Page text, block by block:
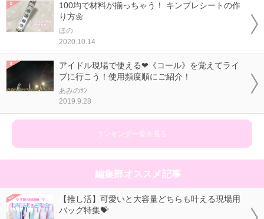
100均で材料が揃っちゃう！ キンブレシートの作
り方🌼
ほの
2020.10.14
アイドル現場で使える❤《コール》を覚えてライ
ブに行こう！使用頻度順にご紹介！
あみのｻﾝ
2019.9.28
ランキング一覧を見る
編集部オススメ記事
【推し活】可愛いと大容量どちらも叶える現場用
バッグ特集💝